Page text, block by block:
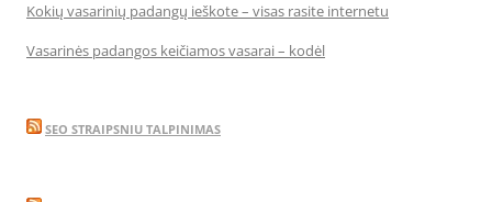
Kokių vasarinių padangų ieškote – visas rasite internetu
Vasarinės padangos keičiamos vasarai – kodėl
SEO STRAIPSNIU TALPINIMAS